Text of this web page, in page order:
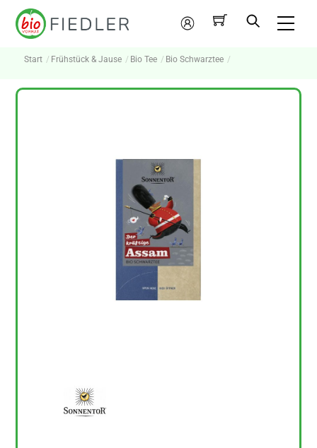
Skip
Mein
Konto
Start Frühstück & Jause Bio Tee Bio Schwarztee